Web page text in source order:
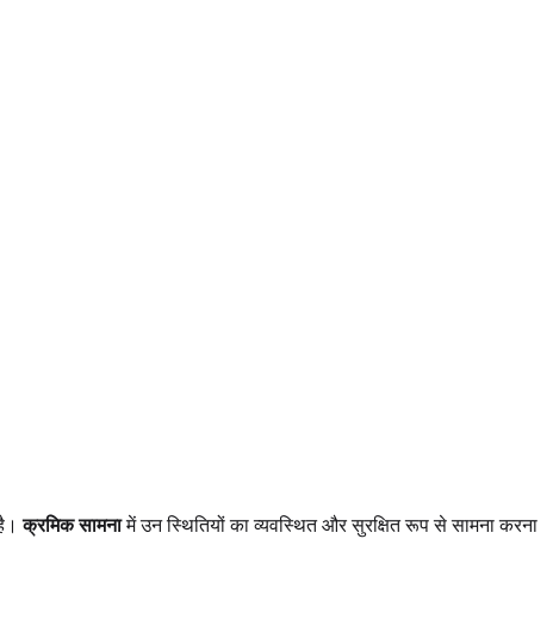
है।क्रमिक सामनामें उन स्थितियों का व्यवस्थित और सुरक्षित रूप से सामना करना